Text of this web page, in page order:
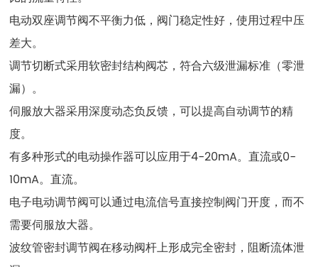
电动双座调节阀不平衡力低，阀门稳定性好，使用过程中压
差大。
调节切断式采用软密封结构阀芯，符合六级泄漏标准（零泄
漏）。
伺服放大器采用深度动态负反馈，可以提高自动调节的精
度。
有多种形式的电动操作器可以应用于4-20mA。直流或0-
10mA。直流。
电子电动调节阀可以通过电流信号直接控制阀门开度，而不
需要伺服放大器。
波纹管密封调节阀在移动阀杆上形成完全密封，阻断流体泄